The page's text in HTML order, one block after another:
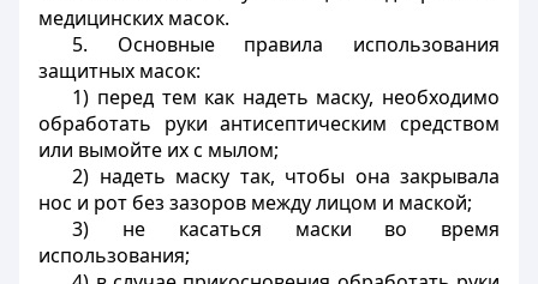
медицинских масок.
5. Основные правила использования
защитных масок:
1) перед тем как надеть маску, необходимо
обработать руки антисептическим средством
или вымойте их с мылом;
2) надеть маску так, чтобы она закрывала
нос и рот без зазоров между лицом и маской;
3) не касаться маски во время
использования;